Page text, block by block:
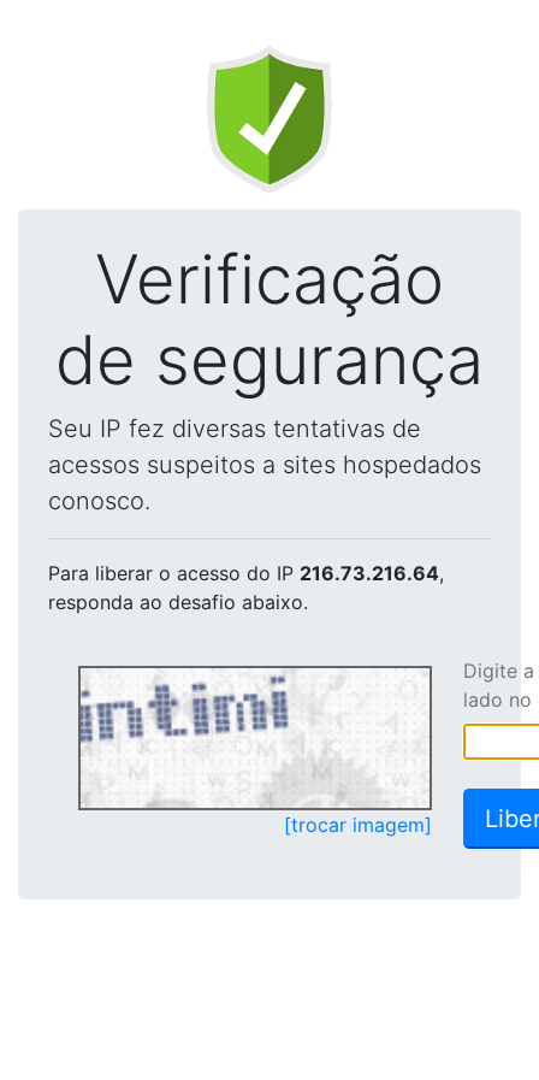
Verificação
de segurança
Seu IP fez diversas tentativas de
acessos suspeitos a sites hospedados
conosco.
Para liberar o acesso do IP 216.73.216.64,
responda ao desafio abaixo.
[trocar imagem]
Digite
lado no